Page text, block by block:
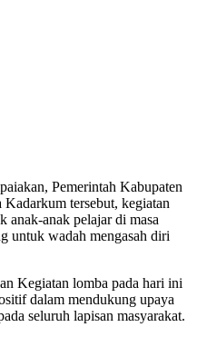
Pemerintah Kabupaten
tersebut, kegiatan
anak-anak pelajar di masa
untuk wadah mengasah diri
Kegiatan lomba pada hari ini
dalam mendukung upaya
seluruh lapisan masyarakat.